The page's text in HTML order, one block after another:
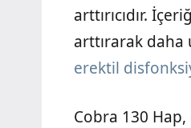
arttırıcıdır.
arttırarak daha
erektil
Cobra 130